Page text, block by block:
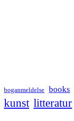
boganmeldelse books
kunst litteratur